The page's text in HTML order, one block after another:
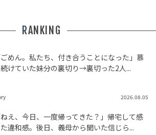
RANKING
ごめん。私たち、付き合うことになった」慕
けていた妹分の裏切り→裏切った2人...
2026.08.05
ねえ、今日、一度帰ってきた？」帰宅して感
た違和感。後日、義母から聞いた信じら...